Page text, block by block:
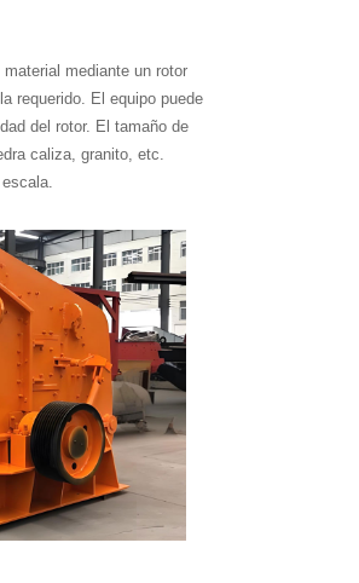
mediante un rotor
requerido. El equipo puede
del rotor. El tamaño de
caliza, granito, etc.